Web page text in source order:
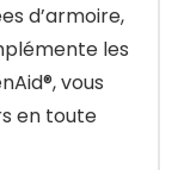
d’armoire,
les
vous
en toute